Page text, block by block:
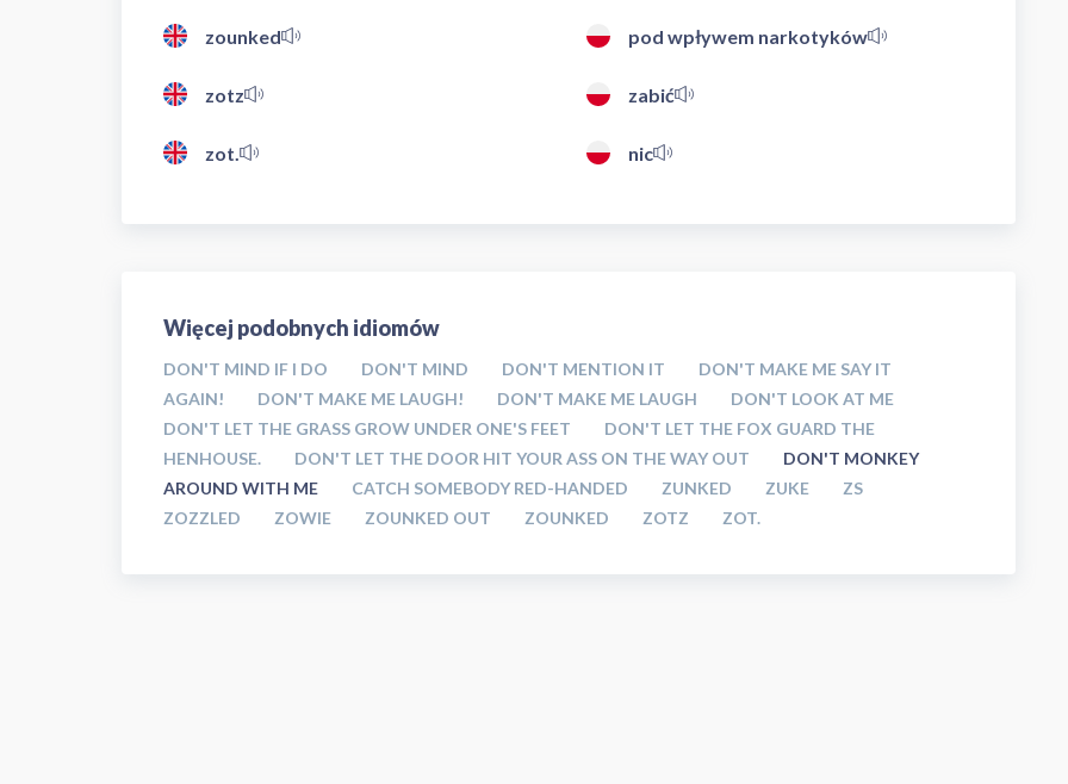
zounked pod wpływem narkotyków
zotz zabić
zot. nic
Więcej podobnych idiomów
DON'T MIND IF I DO DON'T MIND DON'T MENTION IT
DON'T MAKE ME SAY IT
AGAIN!
DON'T MAKE ME LAUGH! DON'T MAKE ME LAUGH
DON'T LOOK AT ME
DON'T LET THE GRASS GROW UNDER ONE'S FEET
DON'T LET THE FOX GUARD THE
HENHOUSE.
DON'T LET THE DOOR HIT YOUR ASS ON THE WAY OUT
DON'T MONKEY
AROUND WITH ME
CATCH SOMEBODY RED-HANDED ZUNKED ZUKE
ZS
ZOZZLED
ZOWIE ZOUNKED OUT ZOUNKED ZOTZ ZOT.